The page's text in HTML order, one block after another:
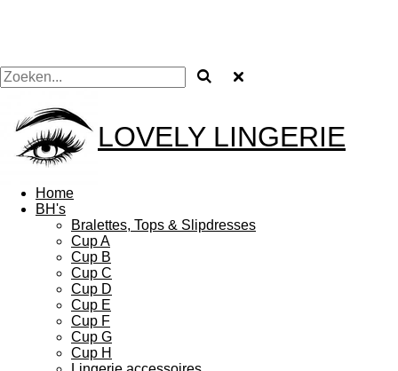
LOVELYLINGERIE
Home
BH's
Bralettes, Tops & Slipdresses
Cup A
Cup B
Cup C
Cup D
Cup E
Cup F
Cup G
Cup H